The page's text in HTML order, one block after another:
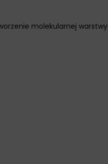
molekularnej warstwy